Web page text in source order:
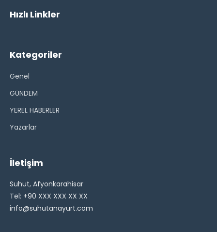
Hızlı Linkler
Kategoriler
Genel
GÜNDEM
YEREL HABERLER
Yazarlar
İletişim
Suhut, Afyonkarahisar
Tel: +90 XXX XXX XX XX
info@suhutanayurt.com